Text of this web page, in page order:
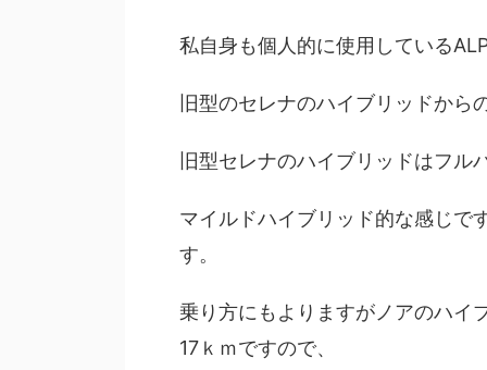
私自身も個人的に使用している
旧型のセレナのハイブリッドから
旧型セレナのハイブリッドはフル
マイルドハイブリッド的な感じで
す。
乗り方にもよりますがノアのハイ
17ｋｍですので、